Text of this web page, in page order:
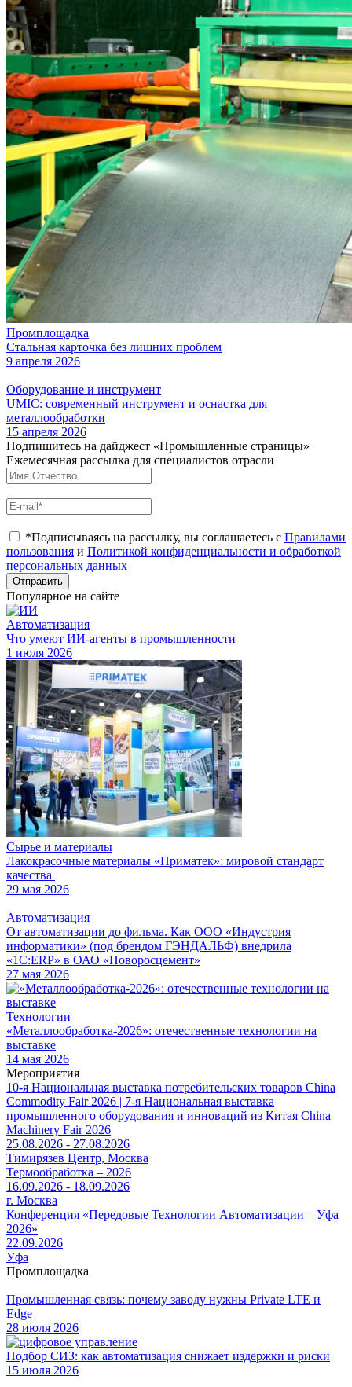
Промплощадка
Стальная карточка без лишних проблем
9 апреля 2026
Оборудование и инструмент
UMIC: современный инструмент и оснастка для
металлообработки
15 апреля 2026
Подпишитесь на дайджест «Промышленные страницы»
Ежемесячная рассылка для специалистов отрасли
*Подписываясь на рассылку, вы соглашаетесь с Правилами
пользования и Политикой конфиденциальности и обработкой
персональных данных
Отправить
Популярное на сайте
Автоматизация
Что умеют ИИ-агенты в промышленности
1 июля 2026
Сырье и материалы
Лакокрасочные материалы «Приматек»: мировой стандарт
качества
29 мая 2026
Автоматизация
От автоматизации до фильма. Как ООО «Индустрия
информатики» (под брендом ГЭНДАЛЬФ) внедрила
«1С:ERP» в ОАО «Новоросцемент»
27 мая 2026
Технологии
«Металлообработка-2026»: отечественные технологии на
выставке
14 мая 2026
Мероприятия
10-я Национальная выставка потребительских товаров China
Commodity Fair 2026 | 7-я Национальная выставка
промышленного оборудования и инноваций из Китая China
Machinery Fair 2026
25.08.2026 - 27.08.2026
Тимирязев Центр, Москва
Термообработка – 2026
16.09.2026 - 18.09.2026
г. Москва
Конференция «Передовые Технологии Автоматизации – Уфа
2026»
22.09.2026
Уфа
Промплощадка
Промышленная связь: почему заводу нужны Private LTE и
Edge
28 июля 2026
Подбор СИЗ: как автоматизация снижает издержки и риски
15 июля 2026